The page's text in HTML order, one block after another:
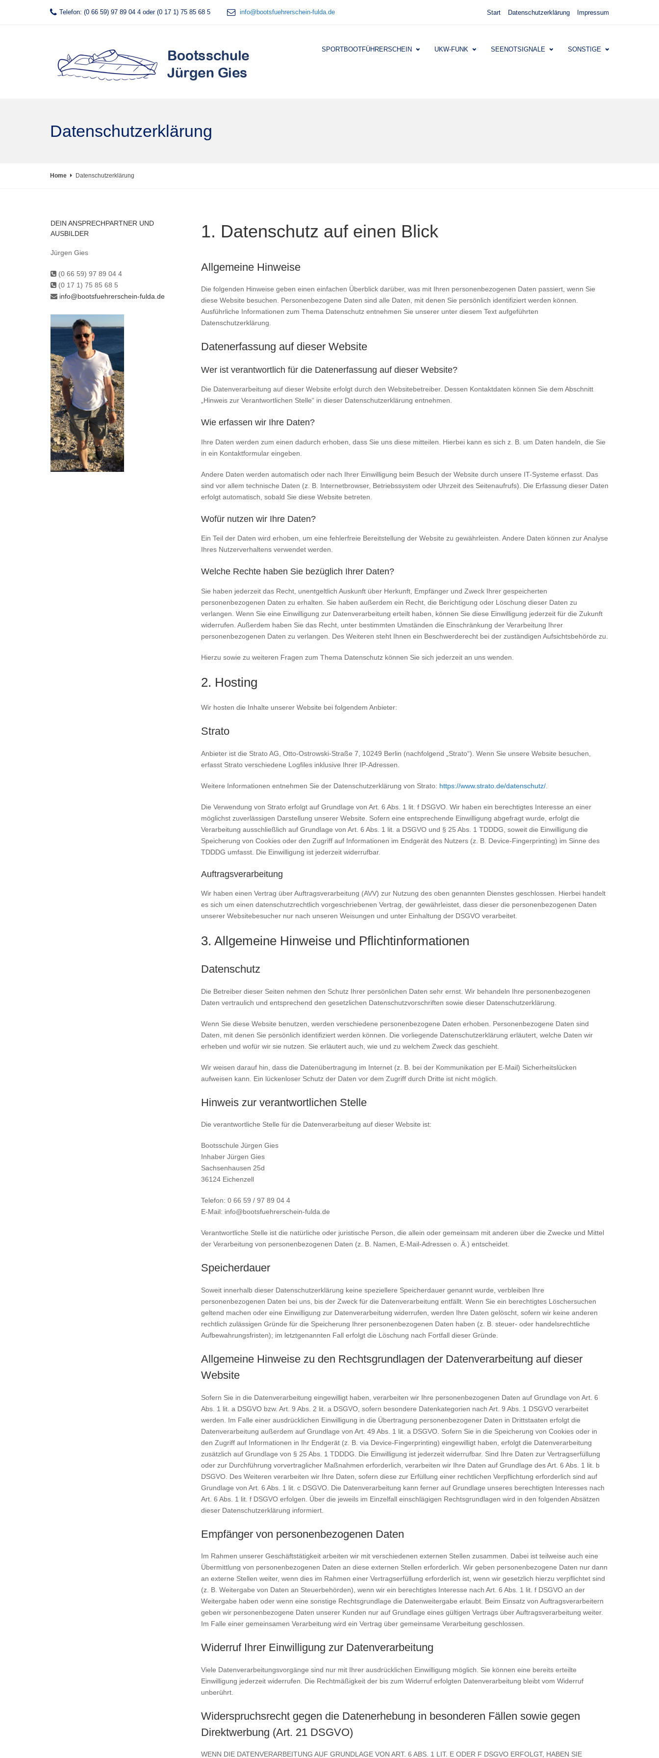
Telefon: (0 66 59) 97 89 04 4 oder (0 17 1) 75 85 68 5 info@bootsfuehrerschein-fulda.de Start Datenschutzerklärung Impressum
SPORTBOOTFÜHRERSCHEIN UKW-FUNK SEENOTSIGNALE SONSTIGE
Datenschutzerklärung
Home Datenschutzerklärung
1. Datenschutz auf einen Blick
Allgemeine Hinweise
Die folgenden Hinweise geben einen einfachen Überblick darüber, was mit Ihren personenbezogenen Daten passiert, wenn Sie
diese Website besuchen. Personenbezogene Daten sind alle Daten, mit denen Sie persönlich identifiziert werden können.
Ausführliche Informationen zum Thema Datenschutz entnehmen Sie unserer unter diesem Text aufgeführten
Datenschutzerklärung.
Datenerfassung auf dieser Website
Wer ist verantwortlich für die Datenerfassung auf dieser Website?
Die Datenverarbeitung auf dieser Website erfolgt durch den Websitebetreiber. Dessen Kontaktdaten können Sie dem Abschnitt
„Hinweis zur Verantwortlichen Stelle“ in dieser Datenschutzerklärung entnehmen.
Wie erfassen wir Ihre Daten?
Ihre Daten werden zum einen dadurch erhoben, dass Sie uns diese mitteilen. Hierbei kann es sich z. B. um Daten handeln, die Sie
in ein Kontaktformular eingeben.
Andere Daten werden automatisch oder nach Ihrer Einwilligung beim Besuch der Website durch unsere IT-Systeme erfasst. Das
sind vor allem technische Daten (z. B. Internetbrowser, Betriebssystem oder Uhrzeit des Seitenaufrufs). Die Erfassung dieser Daten
erfolgt automatisch, sobald Sie diese Website betreten.
Wofür nutzen wir Ihre Daten?
Ein Teil der Daten wird erhoben, um eine fehlerfreie Bereitstellung der Website zu gewährleisten. Andere Daten können zur Analyse
Ihres Nutzerverhaltens verwendet werden.
Welche Rechte haben Sie bezüglich Ihrer Daten?
Sie haben jederzeit das Recht, unentgeltlich Auskunft über Herkunft, Empfänger und Zweck Ihrer gespeicherten
personenbezogenen Daten zu erhalten. Sie haben außerdem ein Recht, die Berichtigung oder Löschung dieser Daten zu
verlangen. Wenn Sie eine Einwilligung zur Datenverarbeitung erteilt haben, können Sie diese Einwilligung jederzeit für die Zukunft
widerrufen. Außerdem haben Sie das Recht, unter bestimmten Umständen die Einschränkung der Verarbeitung Ihrer
personenbezogenen Daten zu verlangen. Des Weiteren steht Ihnen ein Beschwerderecht bei der zuständigen Aufsichtsbehörde zu.
Hierzu sowie zu weiteren Fragen zum Thema Datenschutz können Sie sich jederzeit an uns wenden.
2. Hosting
Wir hosten die Inhalte unserer Website bei folgendem Anbieter:
Strato
Anbieter ist die Strato AG, Otto-Ostrowski-Straße 7, 10249 Berlin (nachfolgend „Strato“). Wenn Sie unsere Website besuchen,
erfasst Strato verschiedene Logfiles inklusive Ihrer IP-Adressen.
Weitere Informationen entnehmen Sie der Datenschutzerklärung von Strato: https://www.strato.de/datenschutz/.
Die Verwendung von Strato erfolgt auf Grundlage von Art. 6 Abs. 1 lit. f DSGVO. Wir haben ein berechtigtes Interesse an einer
möglichst zuverlässigen Darstellung unserer Website. Sofern eine entsprechende Einwilligung abgefragt wurde, erfolgt die
Verarbeitung ausschließlich auf Grundlage von Art. 6 Abs. 1 lit. a DSGVO und § 25 Abs. 1 TDDDG, soweit die Einwilligung die
Speicherung von Cookies oder den Zugriff auf Informationen im Endgerät des Nutzers (z. B. Device-Fingerprinting) im Sinne des
TDDDG umfasst. Die Einwilligung ist jederzeit widerrufbar.
Auftragsverarbeitung
Wir haben einen Vertrag über Auftragsverarbeitung (AVV) zur Nutzung des oben genannten Dienstes geschlossen. Hierbei handelt
es sich um einen datenschutzrechtlich vorgeschriebenen Vertrag, der gewährleistet, dass dieser die personenbezogenen Daten
unserer Websitebesucher nur nach unseren Weisungen und unter Einhaltung der DSGVO verarbeitet.
3. Allgemeine Hinweise und Pflicht­informationen
Datenschutz
Die Betreiber dieser Seiten nehmen den Schutz Ihrer persönlichen Daten sehr ernst. Wir behandeln Ihre personenbezogenen
Daten vertraulich und entsprechend den gesetzlichen Datenschutzvorschriften sowie dieser Datenschutzerklärung.
Wenn Sie diese Website benutzen, werden verschiedene personenbezogene Daten erhoben. Personenbezogene Daten sind
Daten, mit denen Sie persönlich identifiziert werden können. Die vorliegende Datenschutzerklärung erläutert, welche Daten wir
erheben und wofür wir sie nutzen. Sie erläutert auch, wie und zu welchem Zweck das geschieht.
Wir weisen darauf hin, dass die Datenübertragung im Internet (z. B. bei der Kommunikation per E-Mail) Sicherheitslücken
aufweisen kann. Ein lückenloser Schutz der Daten vor dem Zugriff durch Dritte ist nicht möglich.
Hinweis zur verantwortlichen Stelle
Die verantwortliche Stelle für die Datenverarbeitung auf dieser Website ist:
Bootsschule Jürgen Gies
Inhaber Jürgen Gies
Sachsenhausen 25d
36124 Eichenzell
Telefon: 0 66 59 / 97 89 04 4
E-Mail: info@bootsfuehrerschein-fulda.de
Verantwortliche Stelle ist die natürliche oder juristische Person, die allein oder gemeinsam mit anderen über die Zwecke und Mittel
der Verarbeitung von personenbezogenen Daten (z. B. Namen, E-Mail-Adressen o. Ä.) entscheidet.
Speicherdauer
Soweit innerhalb dieser Datenschutzerklärung keine speziellere Speicherdauer genannt wurde, verbleiben Ihre
personenbezogenen Daten bei uns, bis der Zweck für die Datenverarbeitung entfällt. Wenn Sie ein berechtigtes Löschersuchen
geltend machen oder eine Einwilligung zur Datenverarbeitung widerrufen, werden Ihre Daten gelöscht, sofern wir keine anderen
rechtlich zulässigen Gründe für die Speicherung Ihrer personenbezogenen Daten haben (z. B. steuer- oder handelsrechtliche
Aufbewahrungsfristen); im letztgenannten Fall erfolgt die Löschung nach Fortfall dieser Gründe.
Allgemeine Hinweise zu den Rechtsgrundlagen der Datenverarbeitung auf dieser
Website
Sofern Sie in die Datenverarbeitung eingewilligt haben, verarbeiten wir Ihre personenbezogenen Daten auf Grundlage von Art. 6
Abs. 1 lit. a DSGVO bzw. Art. 9 Abs. 2 lit. a DSGVO, sofern besondere Datenkategorien nach Art. 9 Abs. 1 DSGVO verarbeitet
werden. Im Falle einer ausdrücklichen Einwilligung in die Übertragung personenbezogener Daten in Drittstaaten erfolgt die
Datenverarbeitung außerdem auf Grundlage von Art. 49 Abs. 1 lit. a DSGVO. Sofern Sie in die Speicherung von Cookies oder in
den Zugriff auf Informationen in Ihr Endgerät (z. B. via Device-Fingerprinting) eingewilligt haben, erfolgt die Datenverarbeitung
zusätzlich auf Grundlage von § 25 Abs. 1 TDDDG. Die Einwilligung ist jederzeit widerrufbar. Sind Ihre Daten zur Vertragserfüllung
oder zur Durchführung vorvertraglicher Maßnahmen erforderlich, verarbeiten wir Ihre Daten auf Grundlage des Art. 6 Abs. 1 lit. b
DSGVO. Des Weiteren verarbeiten wir Ihre Daten, sofern diese zur Erfüllung einer rechtlichen Verpflichtung erforderlich sind auf
Grundlage von Art. 6 Abs. 1 lit. c DSGVO. Die Datenverarbeitung kann ferner auf Grundlage unseres berechtigten Interesses nach
Art. 6 Abs. 1 lit. f DSGVO erfolgen. Über die jeweils im Einzelfall einschlägigen Rechtsgrundlagen wird in den folgenden Absätzen
dieser Datenschutzerklärung informiert.
Empfänger von personenbezogenen Daten
Im Rahmen unserer Geschäftstätigkeit arbeiten wir mit verschiedenen externen Stellen zusammen. Dabei ist teilweise auch eine
Übermittlung von personenbezogenen Daten an diese externen Stellen erforderlich. Wir geben personenbezogene Daten nur dann
an externe Stellen weiter, wenn dies im Rahmen einer Vertragserfüllung erforderlich ist, wenn wir gesetzlich hierzu verpflichtet sind
(z. B. Weitergabe von Daten an Steuerbehörden), wenn wir ein berechtigtes Interesse nach Art. 6 Abs. 1 lit. f DSGVO an der
Weitergabe haben oder wenn eine sonstige Rechtsgrundlage die Datenweitergabe erlaubt. Beim Einsatz von Auftragsverarbeitern
geben wir personenbezogene Daten unserer Kunden nur auf Grundlage eines gültigen Vertrags über Auftragsverarbeitung weiter.
Im Falle einer gemeinsamen Verarbeitung wird ein Vertrag über gemeinsame Verarbeitung geschlossen.
Widerruf Ihrer Einwilligung zur Datenverarbeitung
Viele Datenverarbeitungsvorgänge sind nur mit Ihrer ausdrücklichen Einwilligung möglich. Sie können eine bereits erteilte
Einwilligung jederzeit widerrufen. Die Rechtmäßigkeit der bis zum Widerruf erfolgten Datenverarbeitung bleibt vom Widerruf
unberührt.
Widerspruchsrecht gegen die Datenerhebung in besonderen Fällen sowie gegen
Direktwerbung (Art. 21 DSGVO)
WENN DIE DATENVERARBEITUNG AUF GRUNDLAGE VON ART. 6 ABS. 1 LIT. E ODER F DSGVO ERFOLGT, HABEN SIE
DEIN ANSPRECHPARTNER UND
AUSBILDER
Jürgen Gies
(0 66 59) 97 89 04 4
(0 17 1) 75 85 68 5
info@bootsfuehrerschein-fulda.de